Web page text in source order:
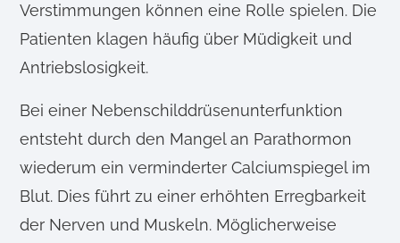
Verstimmungen können eine Rolle spielen. Die
Patienten klagen häufig über Müdigkeit und
Antriebslosigkeit.
Bei einer Nebenschilddrüsenunterfunktion
entsteht durch den Mangel an Parathormon
wiederum ein verminderter Calciumspiegel im
Blut. Dies führt zu einer erhöhten Erregbarkeit
der Nerven und Muskeln. Möglicherweise